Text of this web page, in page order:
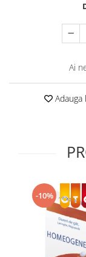
Supliment
Supliment
Tincturi si
Tuse gat si
Vitamine si
Ai
Adauga
-10%